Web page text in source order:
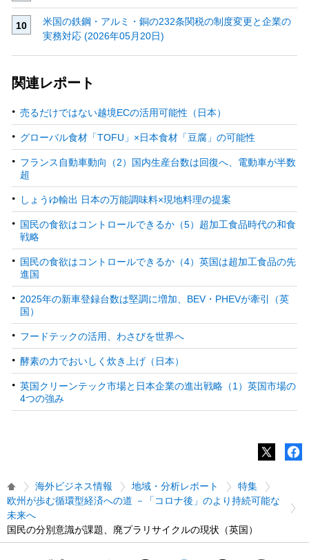
米国の鉄鋼・アルミ・銅の232条関税の制度変更と企業の
実務対応 (2026年05月20日)
関連レポート
売るだけではない越境ECの活用可能性（日本）
グローバル食材「TOFU」×日本食材「豆腐」の可能性
フランス自動車動向（2）国内生産台数は回復へ、電動車が半数
超
しょうゆ輸出 日本の万能調味料×現地料理の提案
国民の食欲はコントロールできるか（5）超加工食品時代の和食
戦略
国民の食欲はコントロールできるか（4）英国は超加工食品の先
進国
2025年の新車登録台数は堅調に増加、BEV・PHEVが牽引（英
国）
フードテックの活用、わさびを世界へ
酵素の力でおいしく炊き上げ（日本）
英国クリーンテック市場と日本企業の進出戦略（1）英国市場の
4つの強み
海外ビジネス情報 地域・分析レポート
特集
欧州が歩む循環型経済への道 －「コロナ後」のより持続可能な
未来へ
国民の分別意識が課題、廃プラリサイクルの現状（英国）